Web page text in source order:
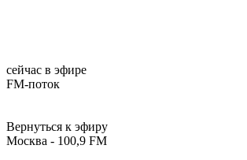
сейчас в эфире
FM-поток
Вернуться к эфиру
Москва - 100,9 FM